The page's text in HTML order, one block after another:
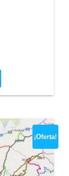
¡Oferta!